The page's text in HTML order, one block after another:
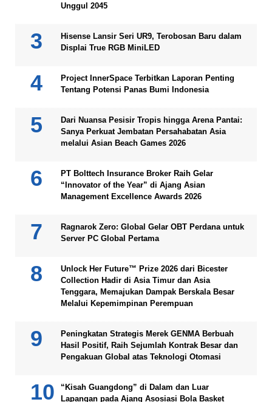
Unggul 2045
Hisense Lansir Seri UR9, Terobosan Baru dalam
Displai True RGB MiniLED
Project InnerSpace Terbitkan Laporan Penting
Tentang Potensi Panas Bumi Indonesia
Dari Nuansa Pesisir Tropis hingga Arena Pantai:
Sanya Perkuat Jembatan Persahabatan Asia
melalui Asian Beach Games 2026
PT Bolttech Insurance Broker Raih Gelar
“Innovator of the Year” di Ajang Asian
Management Excellence Awards 2026
Ragnarok Zero: Global Gelar OBT Perdana untuk
Server PC Global Pertama
Unlock Her Future™ Prize 2026 dari Bicester
Collection Hadir di Asia Timur dan Asia
Tenggara, Memajukan Dampak Berskala Besar
Melalui Kepemimpinan Perempuan
Peningkatan Strategis Merek GENMA Berbuah
Hasil Positif, Raih Sejumlah Kontrak Besar dan
Pengakuan Global atas Teknologi Otomasi
“Kisah Guangdong” di Dalam dan Luar
Lapangan pada Ajang Asosiasi Bola Basket